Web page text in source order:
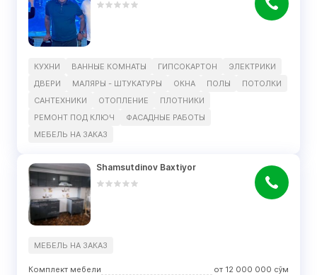
КУХНИ ВАННЫЕ КОМНАТЫ ГИПСОКАРТОН
ЭЛЕКТРИКИ
ДВЕРИ
МАЛЯРЫ - ШТУКАТУРЫ ОКНА ПОЛЫ
ПОТОЛКИ
САНТЕХНИКИ
ОТОПЛЕНИЕ
ПЛОТНИКИ
РЕМОНТ ПОД КЛЮЧ
ФАСАДНЫЕ РАБОТЫ
МЕБЕЛЬ НА ЗАКАЗ
Shamsutdinov Baxtiyor
МЕБЕЛЬ НА ЗАКАЗ
Комплект мебели от 12 000 000 сўм